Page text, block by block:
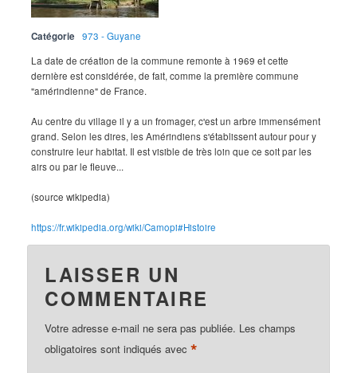
Catégorie
973 - Guyane
La date de création de la commune remonte à 1969 et cette
dernière est considérée, de fait, comme la première commune
"amérindienne" de France.
Au centre du village il y a un fromager, c'est un arbre immensément
grand. Selon les dires, les Amérindiens s'établissent autour pour y
construire leur habitat. Il est visible de très loin que ce soit par les
airs ou par le fleuve...
(source wikipedia)
https://fr.wikipedia.org/wiki/Camopi#Histoire
LAISSER UN
COMMENTAIRE
Votre adresse e-mail ne sera pas publiée. Les champs
obligatoires sont indiqués avec*